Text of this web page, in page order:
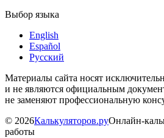
Выбор языка
English
Español
Русский
Материалы сайта носят
и не являются официальным
не заменяют профессиональную
© 2026Калькуляторов.руОнлайн-
работы